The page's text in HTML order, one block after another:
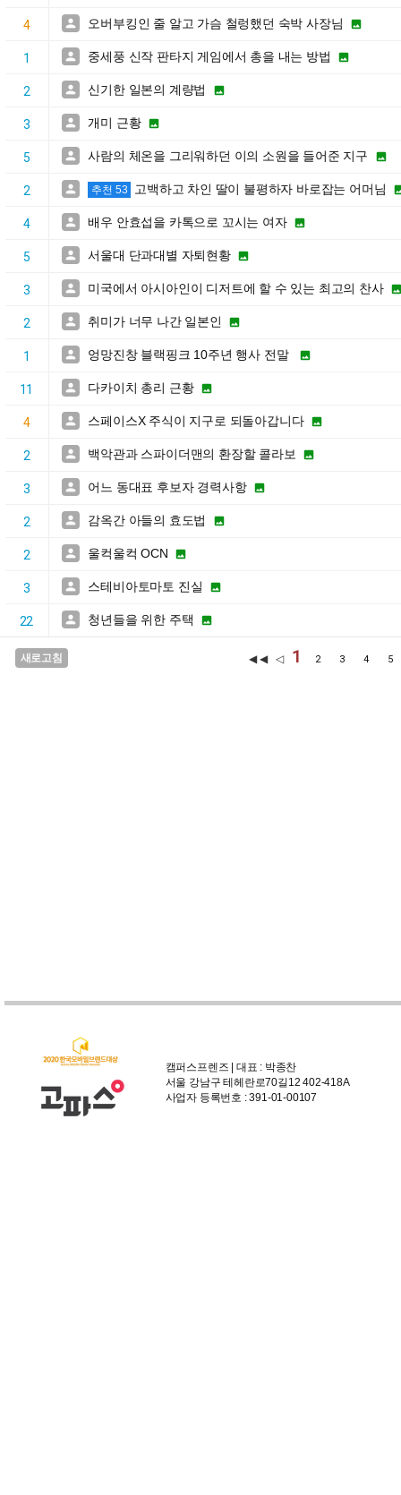
4  오버부킹인 줄 알고 가슴 철렁했던 숙박 사장님 
1  중세풍 신작 판타지 게임에서 총을 내는 방법 
2  신기한 일본의 계량법 
3  개미 근황 
5  사람의 체온을 그리워하던 이의 소원을 들어준 지구 
2  추천 53 고백하고 차인 딸이 불평하자 바로잡는 어머님
4  배우 안효섭을 카톡으로 꼬시는 여자 
5  서울대 단과대별 자퇴현황 
3  미국에서 아시아인이 디저트에 할 수 있는 최고의 찬사
2  취미가 너무 나간 일본인 
1  엉망진창 블랙핑크 10주년 행사 전말 
11  다카이치 총리 근황 
4  스페이스X 주식이 지구로 되돌아갑니다 
2  백악관과 스파이더맨의 환장할 콜라보 
3  어느 동대표 후보자 경력사항 
2  감옥간 아들의 효도법 
2  울컥울컥 OCN 
3  스테비아토마토 진실 
22  청년들을 위한 주택 
새로고침 ◀◀ ◁ 1 2 3 4
캠퍼스프렌즈 | 대표 : 박종찬
서울 강남구 테헤란로70길12 402-418A
사업자 등록번호 : 391-01-00107